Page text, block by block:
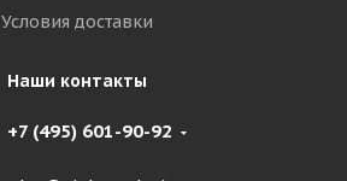
Условия доставки
Наши контакты
+7 (495) 601-90-92